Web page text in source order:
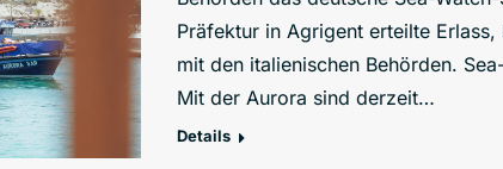
Präfektur in Agrigent erteilte
mit den italienischen Behörden.
Mit der Aurora sind derzeit…
Details